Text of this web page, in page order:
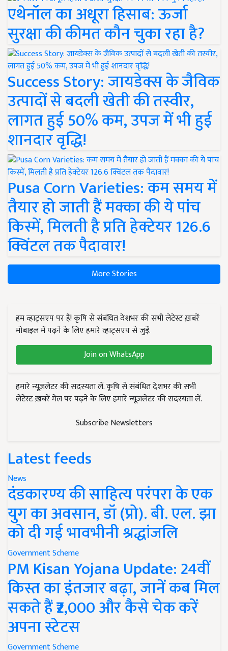
एथेनॉल का अधूरा हिसाब: ऊर्जा
सुरक्षा की कीमत कौन चुका रहा है?
Success Story: जायडेक्स के जैविक
उत्पादों से बदली खेती की तस्वीर,
लागत हुई 50% कम, उपज में भी हुई
शानदार वृद्धि!
Pusa Corn Varieties: कम समय में
तैयार हो जाती हैं मक्का की ये पांच
किस्में, मिलती है प्रति हेक्टेयर 126.6
क्विंटल तक पैदावार!
More Stories
हम व्हाट्सएप पर हैं! कृषि से संबंधित देशभर की सभी लेटेस्ट ख़बरें
मोबाइल में पढ़ने के लिए हमारे व्हाट्सएप से जुड़ें.
Join on WhatsApp
हमारे न्यूज़लेटर की सदस्यता लें. कृषि से संबंधित देशभर की सभी
लेटेस्ट ख़बरें मेल पर पढ़ने के लिए हमारे न्यूज़लेटर की सदस्यता लें.
Subscribe Newsletters
Latest feeds
News
दंडकारण्य की साहित्य परंपरा के एक
युग का अवसान, डॉ (प्रो). बी. एल. झा
को दी गई भावभीनी श्रद्धांजलि
Government Scheme
PM Kisan Yojana Update: 24वीं
किस्त का इंतजार बढ़ा, जानें कब मिल
सकते हैं ₹2,000 और कैसे चेक करें
अपना स्टेटस
Government Scheme